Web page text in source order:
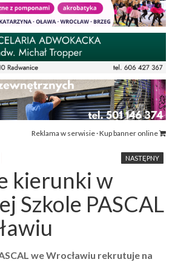
Reklama w serwisie · Kup banner online
NASTĘPNY
kierunki w
Szkole PASCAL
we Wrocławiu rekrutuje na